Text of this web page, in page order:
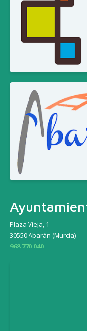
Plaza Vieja, 1
30550 Abarán (Murcia)
968 770 040